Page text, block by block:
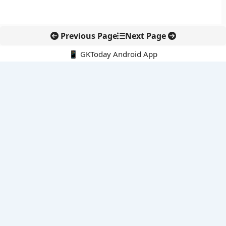
Previous Page Next Page
📱 GKToday Android App